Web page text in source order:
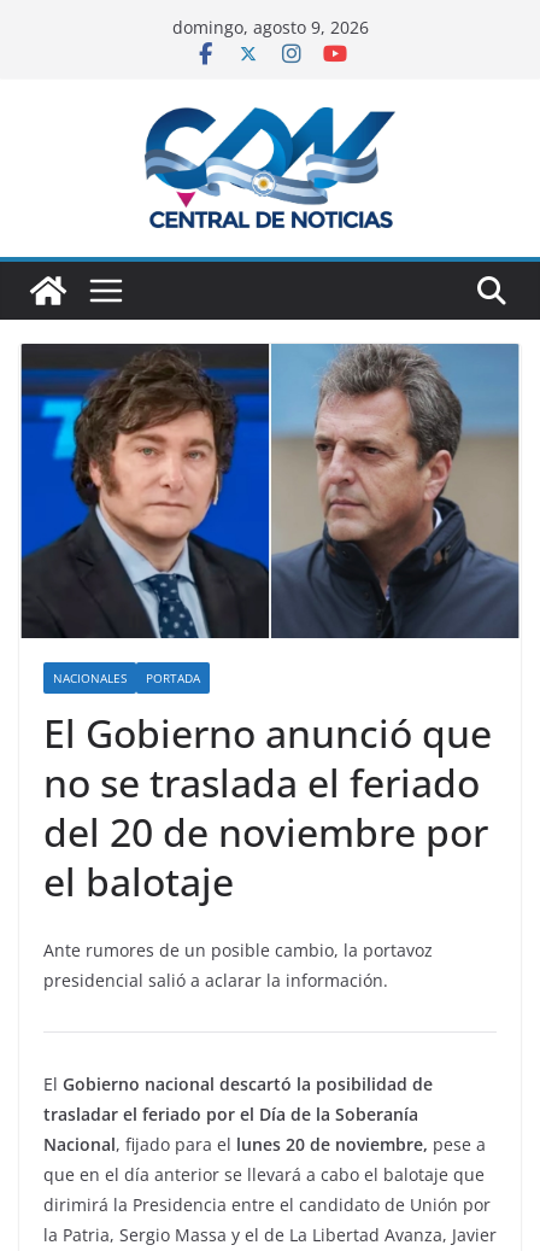
domingo, agosto 9, 2026
NACIONALES PORTADA
El Gobierno anunció que
no se traslada el feriado
del 20 de noviembre por
el balotaje
Ante rumores de un posible cambio, la portavoz
presidencial salió a aclarar la información.
El Gobierno nacional descartó la posibilidad de
trasladar el feriado por el Día de la Soberanía
Nacional, fijado para el lunes 20 de noviembre, pese a
que en el día anterior se llevará a cabo el balotaje que
dirimirá la Presidencia entre el candidato de Unión por
la Patria, Sergio Massa y el de La Libertad Avanza, Javier